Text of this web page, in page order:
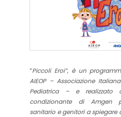
“Piccoli Eroi”, è un
AIEOP – Associazione
Pediatrica – e
condizionante di Amgen
sanitario e genitori a